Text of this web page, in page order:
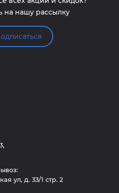
на нашу рассылку
ул, д. 33/1 стр. 2